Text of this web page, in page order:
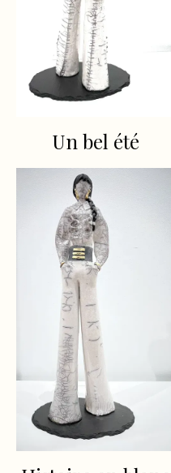
Un bel été